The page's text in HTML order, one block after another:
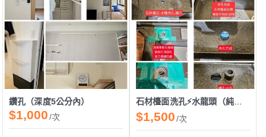
鑽孔（深度5公分內）
$1,000/次
石材檯面洗孔⚡️水龍頭（純工）
$1,500/次